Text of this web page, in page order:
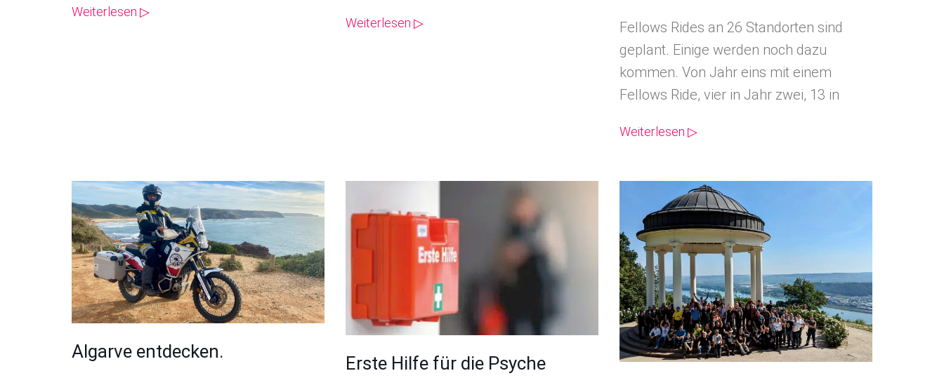
Weiterlesen ▷
Weiterlesen ▷
Fellows Rides an 26 Standorten sind
geplant. Einige werden noch dazu
kommen. Von Jahr eins mit einem
Fellows Ride, vier in Jahr zwei, 13 in
Weiterlesen ▷
Algarve entdecken.
Erste Hilfe für die Psyche